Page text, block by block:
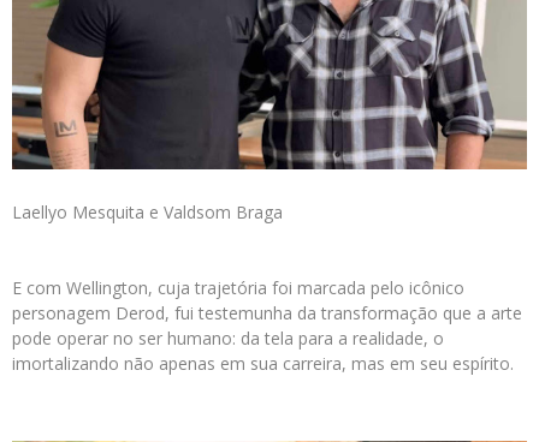
Laellyo Mesquita e Valdsom Braga
E com Wellington, cuja trajetória foi marcada pelo icônico
personagem Derod, fui testemunha da transformação que a arte
pode operar no ser humano: da tela para a realidade, o
imortalizando não apenas em sua carreira, mas em seu espírito.